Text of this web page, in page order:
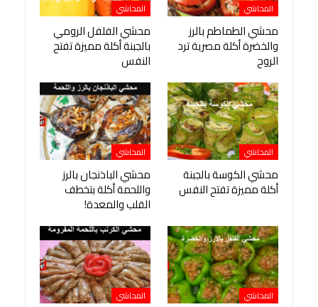
المحاشي
محشي الطماطم بالرز
والخضرة أكلة مصرية ترد
الروح
المحاشي
محشي الفلفل الرومي
بالجبنة أكلة مميزة تفتح
النفس
المحاشي
محشي الكوسة بالجبنة
أكلة مميزة تفتح النفس
المحاشي
محشي الباذنجان بالرز
واللحمة أكلة بتخطف
القلب والمعدة!
المحاشي المحاشي